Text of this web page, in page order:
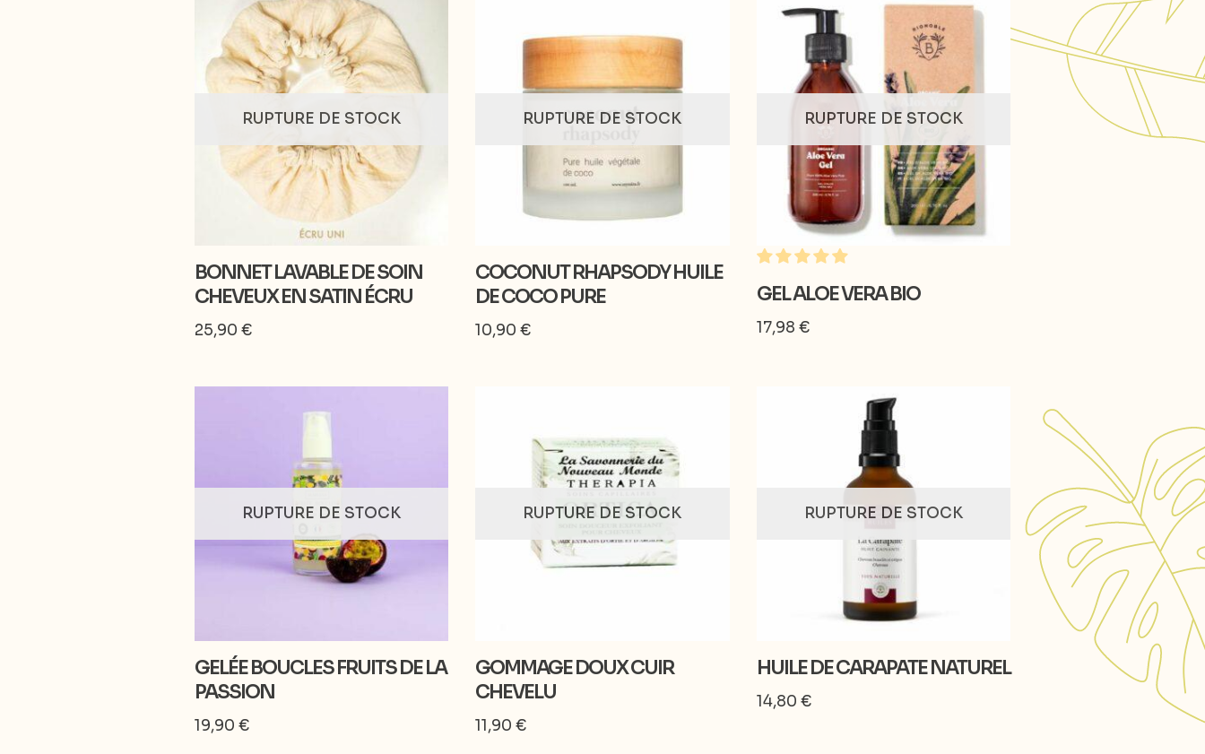
RUPTURE DE STOCK
BONNET LAVABLE DE SOIN
CHEVEUX EN SATIN ÉCRU
25,90 €
RUPTURE DE STOCK
COCONUT RHAPSODY HUILE
DE COCO PURE
10,90€
RUPTURE DE STOCK
GEL ALOE VERA BIO
17,98 €
RUPTURE DE STOCK
GELÉE BOUCLES FRUITS DE LA
PASSION
19,90 €
RUPTURE DE STOCK
GOMMAGE DOUX CUIR
CHEVELU
11,90€
RUPTURE DE STOCK
HUILE DE CARAPATE NATUREL
14,80 €